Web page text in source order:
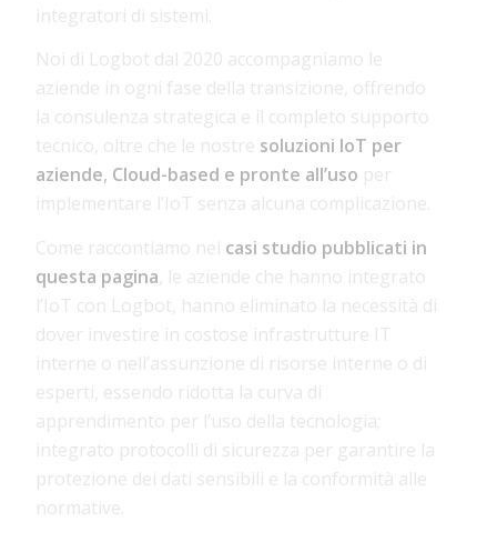
integratori di sistemi.
Noi di Logbot dal 2020 accompagniamo le
aziende in ogni fase della transizione, offrendo
la consulenza strategica e il completo supporto
tecnico, oltre che le nostre soluzioni IoT per
aziende, Cloud-based e pronte all’uso per
implementare l’IoT senza alcuna complicazione.
Come raccontiamo nei casi studio pubblicati in
questa pagina , le aziende che hanno integrato
l’IoT con Logbot, hanno eliminato la necessità di
dover investire in costose infrastrutture IT
interne o nell’assunzione di risorse interne o di
esperti, essendo ridotta la curva di
apprendimento per l’uso della tecnologia;
integrato protocolli di sicurezza per garantire la
protezione dei dati sensibili e la conformità alle
normative.